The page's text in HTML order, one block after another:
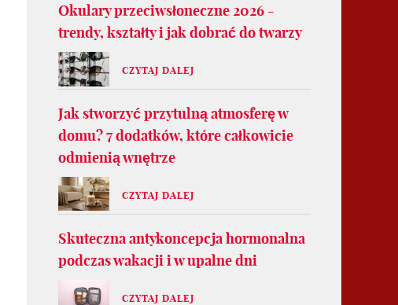
Okulary przeciwsłoneczne 2026 -
trendy, kształty i jak dobrać do twarzy
CZYTAJ DALEJ
Jak stworzyć przytulną atmosferę w
domu? 7 dodatków, które całkowicie
odmienią wnętrze
CZYTAJ DALEJ
Skuteczna antykoncepcja hormonalna
podczas wakacji i w upalne dni
CZYTAJ DALEJ